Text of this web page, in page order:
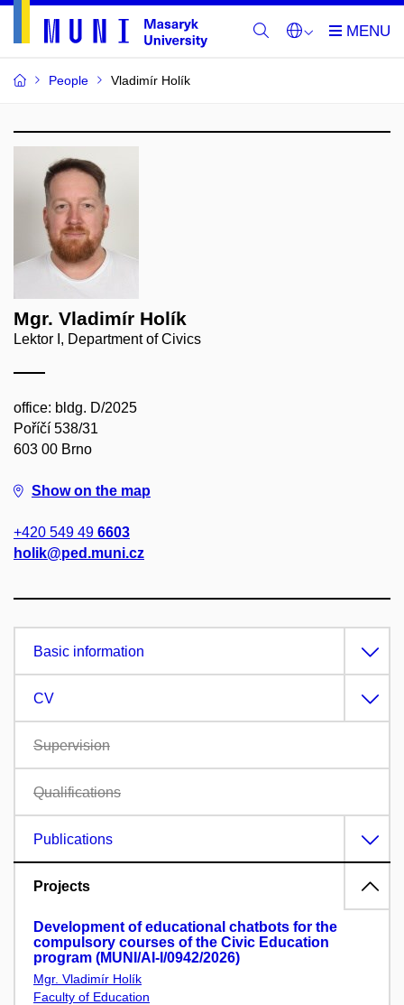
People Vladimír Holík
Mgr. Vladimír Holík
Lektor I, Department of Civics
office: bldg. D/2025
Poříčí 538/31
603 00 Brno
Show on the map
+420 549 49 6603
holik@ped.muni.cz
Basic information
CV
Supervision
Qualifications
Publications
Projects
Development of educational chatbots for the
compulsory courses of the Civic Education
program (MUNI/AI-I/0942/2026)
Mgr. Vladimír Holík
Faculty of Education